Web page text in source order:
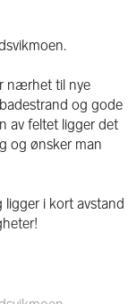
nærhet til nye
og gode
av feltet ligger det
og ønsker man
ligger i kort avstand